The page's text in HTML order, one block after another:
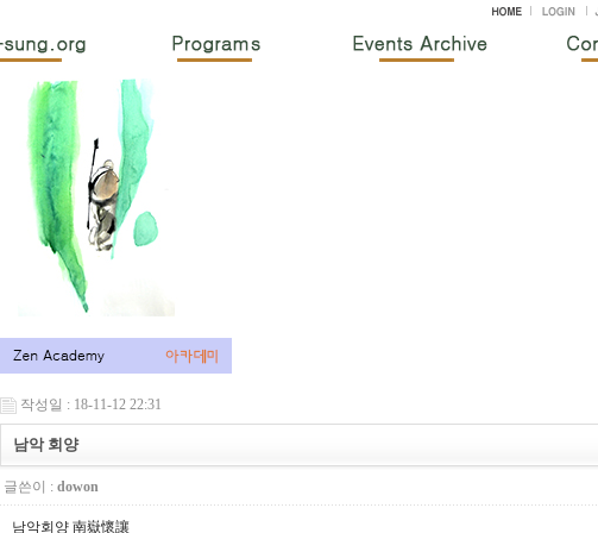
작성일 : 18-11-12 22:31
남악 회양
글쓴이 : dowon
남악회양 南嶽懷讓